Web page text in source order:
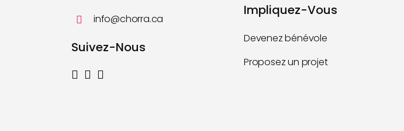
info@chorra.ca
Suivez-Nous
Impliquez-Vous
Devenez bénévole
Proposez un projet